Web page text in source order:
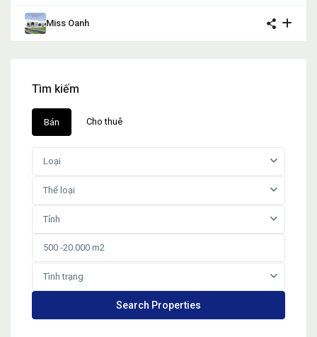
Miss Oanh
Tìm kiếm
Bán Cho thuê
Loại
Thể loại
Tỉnh
Tình trạng